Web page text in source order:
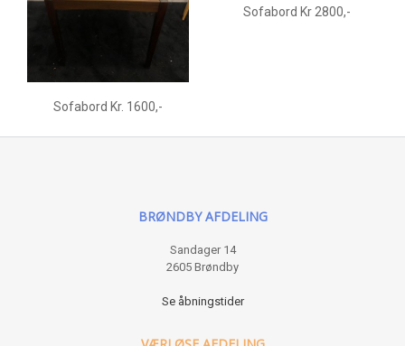
Sofabord Kr. 1600,-
Sofabord Kr 2800,-
BRØNDBY AFDELING
Sandager 14
2605 Brøndby
Se åbningstider